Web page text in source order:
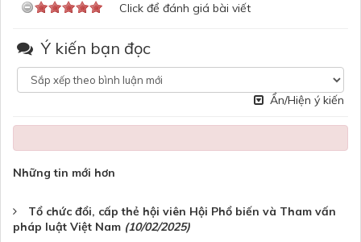
Click để đánh giá bài viết
Ý kiến bạn đọc
Ẩn/Hiện ý kiến
Những tin mới hơn
Tổ chức đổi, cấp thẻ hội viên Hội Phổ biến và Tham vấn
pháp luật Việt Nam (10/02/2025)